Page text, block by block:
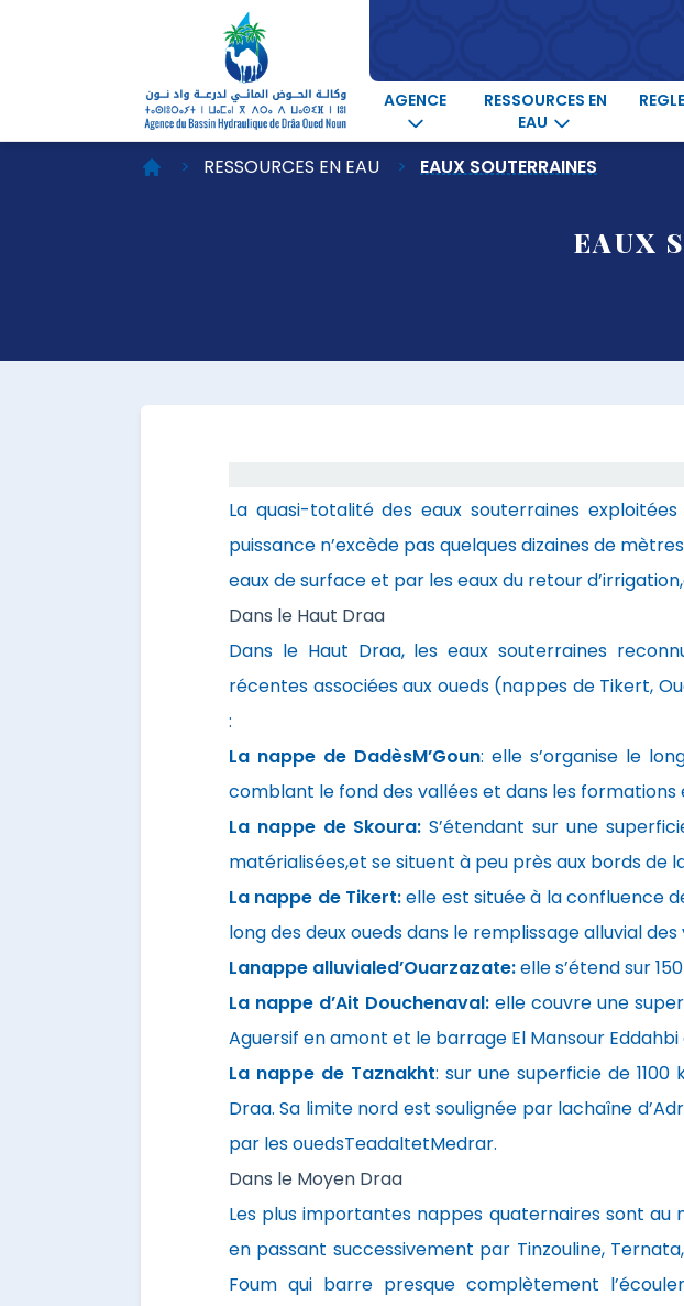
AGENCE
RESSOURCES EN
EAU
RESSOURCES EN EAU EAUX SOUTERRAINES
EAUX
Dans le
La quasi-totalité des eaux souterraines
puissance n’excède pas quelques dizaines de
eaux de surface et par les eaux du retour
Dans le Haut Draa
Dans le Haut Draa, les eaux souterraines
récentes associées aux oueds (nappes de Tikert,
:
La nappe de DadèsM’Goun: elle s’organise le
comblant le fond des vallées et dans les formations
La nappe de Skoura:S’étendant sur une
matérialisées,et se situent à peu près aux bords de
La nappe de Tikert:elle est située à la confluence
long des deux oueds dans le remplissage alluvial des
Lanappe alluvialed’Ouarzazate:elle s’étend sur
La nappe d’Ait Douchenaval: elle couvre une
Aguersif en amont et le barrage El Mansour
La nappe de Taznakht: sur une superficie de
Draa. Sa limite nord est soulignée par lachaîne
par les ouedsTeadaltetMedrar.
Dans le Moyen Draa
Les plus importantes nappes quaternaires sont au
en passant successivement par Tinzouline,
Foum qui barre presque complètement